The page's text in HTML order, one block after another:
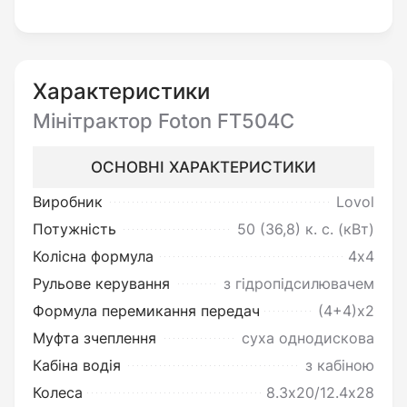
Охолодження А498ВТ проводиться
рідинною системою замкнутого типу з
примусовою циркуляцією з вентилятором та
радіатором. Вона ефективно справляється зі
своїм завданням і не дає двигуну
перегріватися влітку під час напруженої
роботи в полі. Запускається машина однаково
легко як влітку, так і взимку завдяки
електростартер зі свічок розжарювання.
Коробка перемикання дозволяє Foton
FT504C пересуватися на шістнадцяти
Характеристики
Мінітрактор Foton FT504C
ОСНОВНІ ХАРАКТЕРИСТИКИ
Виробник
Lovol
Потужність
50 (36,8) к. с. (кВт)
Колісна формула
4х4
Рульове керування
з гідропідсилювачем
Формула перемикання передач
(4+4)х2
Муфта зчеплення
суха однодискова
Кабіна водія
з кабіною
Колеса
8.3х20/12.4х28